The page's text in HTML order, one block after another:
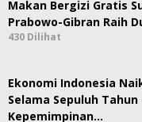
Makan Bergizi Gratis
Prabowo-Gibran Raih
430 Dilihat
Ekonomi Indonesia
Selama Sepuluh
Kepemimpinan…